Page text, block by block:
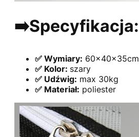
➡️Specyfikacja:
✅ Wymiary: 60x40x35cm
✅ Kolor: szary
✅ Udźwig: max 30kg
✅ Materiał: poliester